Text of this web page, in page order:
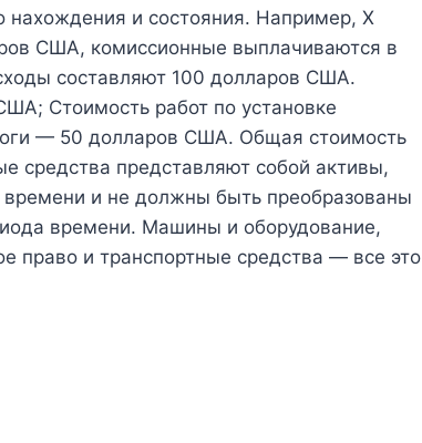
нахождения и состояния. Например, X
США, комиссионные выплачиваются в
составляют 100 долларов США.
Стоимость работ по установке
— 50 долларов США. Общая стоимость
средства представляют собой активы,
и не должны быть преобразованы
времени. Машины и оборудование,
право и транспортные средства — все это